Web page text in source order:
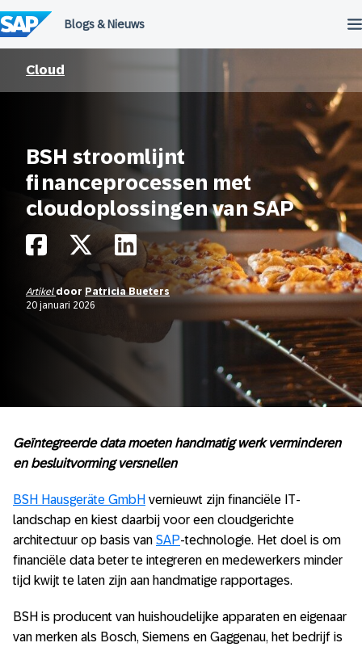
naar
de
inhoud
Cloud
BSH stroomlijnt
financeprocessen met
cloudoplossingen van SAP
Artikel door Patricia Bueters
20 januari 2026
Geïntegreerde data moeten handmatig werk verminderen
en besluitvorming versnellen
BSH Hausgeräte GmbH vernieuwt zijn financiële IT-
landschap en kiest daarbij voor een cloudgerichte
architectuur op basis van SAP-technologie. Het doel is om
financiële data beter te integreren en medewerkers minder
tijd kwijt te laten zijn aan handmatige rapportages.
BSH is producent van huishoudelijke apparaten en eigenaar
van merken als Bosch, Siemens en Gaggenau, het bedrijf is